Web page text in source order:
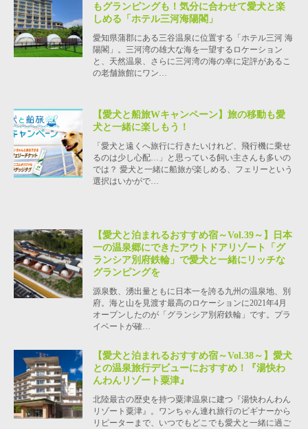
もグランピングも！気分に合わせて愛犬と楽
しめる「ホテル三河海陽閣」
愛知県蒲郡にある三谷温泉に位置する「ホテル三河 海
陽閣」。三河湾の雄大な海を一望するロケーション
と、天然温泉、さらに三河湾の海の幸に定評があるこ
の老舗旅館にワン…
【愛犬と船旅Wキャンペーン】旅の移動も愛
犬と一緒に楽しもう！
「愛犬と遠くへ旅行に行きたいけれど、飛行機に乗せ
るのは少し心配…」と思っている飼い主さんも多いの
では？ 愛犬と一緒に船旅が楽しめる、フェリーという
選択はいかがで…
【愛犬と泊まれるおすすめ宿～Vol.39～】日本
一の温泉郷にできたアウトドアリゾート「グ
ランシア別府鉄輪」で愛犬と一緒にリッチな
グランピングを
源泉数、湧出量ともに日本一を誇る九州の温泉地、別
府。海と山を見渡す最高のロケーションに2021年4月
オープンしたのが「グランシア別府鉄輪」です。プラ
イベートが確…
【愛犬と泊まれるおすすめ宿～Vol.38～】愛犬
との温泉旅行デビューにおすすめ！『湯快わ
んわんリゾート粟津』
北陸最古の歴史を持つ粟津温泉に建つ『湯快わんわん
リゾート粟津』。ワンちゃん連れ旅行のビギナーから
リピーターまで、いつでもどこでも愛犬と一緒に過ご